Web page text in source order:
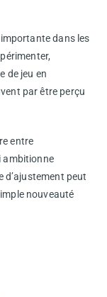
dans les
de jeu en
par être perçu
entre
ambitionne
d’ajustement peut
nouveauté